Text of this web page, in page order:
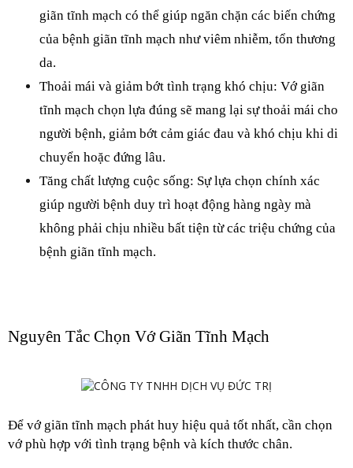
giãn tĩnh mạch có thể giúp ngăn chặn các biến chứng
của bệnh giãn tĩnh mạch như viêm nhiễm, tổn thương
da.
Thoải mái và giảm bớt tình trạng khó chịu: Vớ giãn
tĩnh mạch chọn lựa đúng sẽ mang lại sự thoải mái cho
người bệnh, giảm bớt cảm giác đau và khó chịu khi di
chuyển hoặc đứng lâu.
Tăng chất lượng cuộc sống: Sự lựa chọn chính xác
giúp người bệnh duy trì hoạt động hàng ngày mà
không phải chịu nhiều bất tiện từ các triệu chứng của
bệnh giãn tĩnh mạch.
Nguyên Tắc Chọn Vớ Giãn Tĩnh Mạch
Để vớ giãn tĩnh mạch phát huy hiệu quả tốt nhất, cần chọn
vớ phù hợp với tình trạng bệnh và kích thước chân.